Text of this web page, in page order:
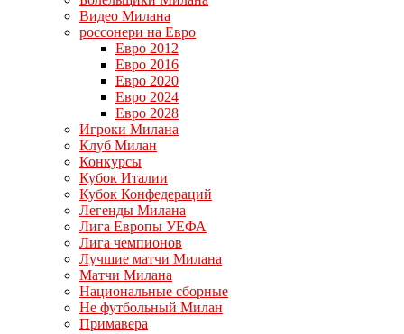
Видео Милана
россонери на Евро
Евро 2012
Евро 2016
Евро 2020
Евро 2024
Евро 2028
Игроки Милана
Клуб Милан
Конкурсы
Кубок Италии
Кубок Конфедераций
Легенды Милана
Лига Европы УЕФА
Лига чемпионов
Лучшие матчи Милана
Матчи Милана
Национальные сборные
Не футбольный Милан
Примавера